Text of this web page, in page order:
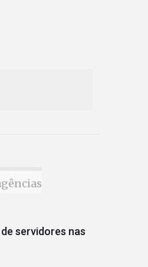
servidores nas